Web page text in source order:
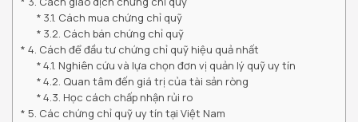
3.1. Cách mua chứng chỉ quỹ
3.2. Cách bán chứng chỉ quỹ
4. Cách để đầu tư chứng chỉ quỹ hiệu quả nhất
4.1. Nghiên cứu và lựa chọn đơn vị quản lý quỹ uy tín
4.2. Quan tâm đến giá trị của tài sản ròng
4.3. Học cách chấp nhận rủi ro
5. Các chứng chỉ quỹ uy tín tại Việt Nam